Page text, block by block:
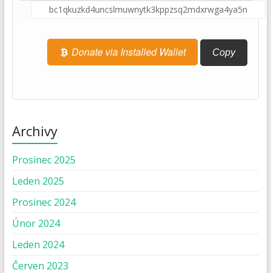
Donate via Installed Wallet Copy
Archivy
Prosinec 2025
Leden 2025
Prosinec 2024
Únor 2024
Leden 2024
Červen 2023